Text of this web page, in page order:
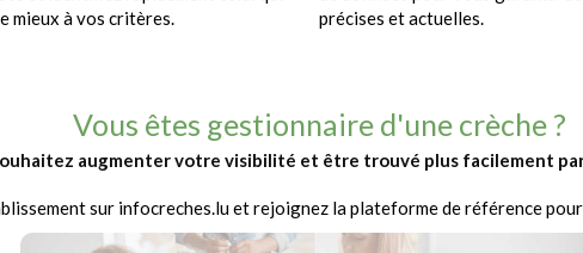
mieux à vos critères.
précises et actuelles.
Vous êtes gestionnaire d'une crèche ?
augmenter votre visibilité et être trouvé plus facilement
sur infocreches.lu et rejoignez la plateforme de référence